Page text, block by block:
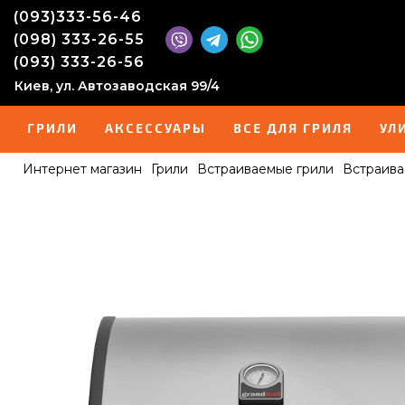
(093)333-56-46
(098) 333-26-55
(093) 333-26-56
Киев, ул. Автозаводская 99/4
ГРИЛИ АКСЕССУАРЫ ВСЕ ДЛЯ ГРИЛЯ
Интернет магазин Грили Встраиваемые грили